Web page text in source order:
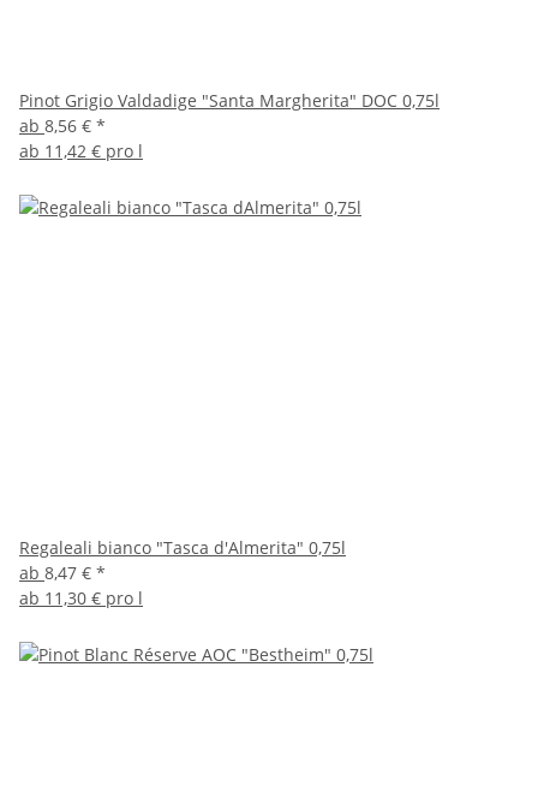
Pinot Grigio Valdadige "Santa Margherita" DOC 0,75l
ab 8,56 € *
ab 11,42 € pro l
Regaleali bianco "Tasca d'Almerita" 0,75l
ab 8,47 € *
ab 11,30 € pro l